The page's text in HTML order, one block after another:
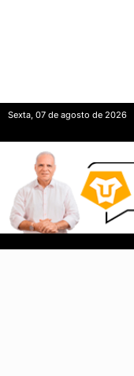
Sexta, 07 de agosto de 2026